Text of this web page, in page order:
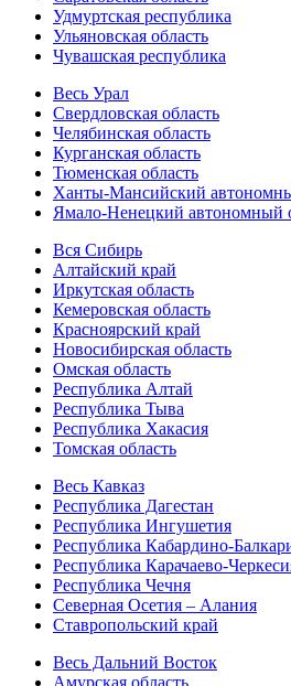
Удмуртская республика
Ульяновская область
Чувашская республика
Весь Урал
Свердловская область
Челябинская область
Курганская область
Тюменская область
Ханты-Мансийский
Ямало-Ненецкий автономный
Вся Сибирь
Алтайский край
Иркутская область
Кемеровская область
Красноярский край
Новосибирская область
Омская область
Республика Алтай
Республика Тыва
Республика Хакасия
Томская область
Весь Кавказ
Республика Дагестан
Республика Ингушетия
Республика Кабардино-
Республика Карачаево-
Республика Чечня
Северная Осетия – Алания
Ставропольский край
Весь Дальний Восток
Амурская область